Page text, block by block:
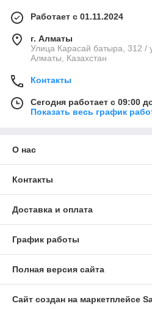
Работает с 01.11.2024
г. Алматы
Улица Карасай батыра, 312 /
Алматы, Казахстан
Контакты
Сегодня работает с 09:00
Показать весь график
О нас
Контакты
Доставка и оплата
График работы
Полная версия сайта
Сайт создан на маркетплейсе